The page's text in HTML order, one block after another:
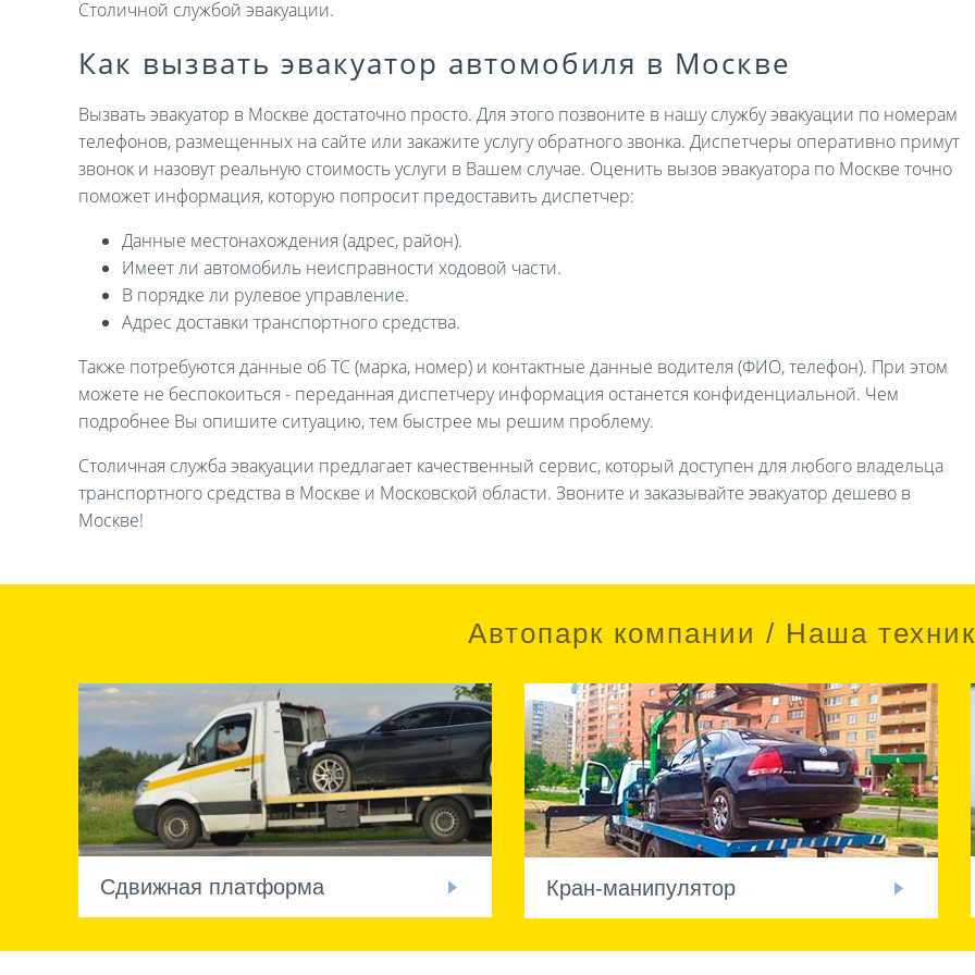
Столичной службой эвакуации.
Как вызвать эвакуатор автомобиля в Москве
Вызвать эвакуатор в Москве достаточно просто. Для этого позвоните в нашу службу эвакуации по номерам
телефонов, размещенных на сайте или закажите услугу обратного звонка. Диспетчеры оперативно примут
звонок и назовут реальную стоимость услуги в Вашем случае. Оценить вызов эвакуатора по Москве точно
поможет информация, которую попросит предоставить диспетчер:
Данные местонахождения (адрес, район).
Имеет ли автомобиль неисправности ходовой части.
В порядке ли рулевое управление.
Адрес доставки транспортного средства.
Также потребуются данные об ТС (марка, номер) и контактные данные водителя (ФИО, телефон). При этом
можете не беспокоиться - переданная диспетчеру информация останется конфиденциальной. Чем
подробнее Вы опишите ситуацию, тем быстрее мы решим проблему.
Столичная служба эвакуации предлагает качественный сервис, который доступен для любого владельца
транспортного средства в Москве и Московской области. Звоните и заказывайте эвакуатор дешево в
Москве!
Автопарк компании / Наша
Сдвижная платформа Кран-манипулятор